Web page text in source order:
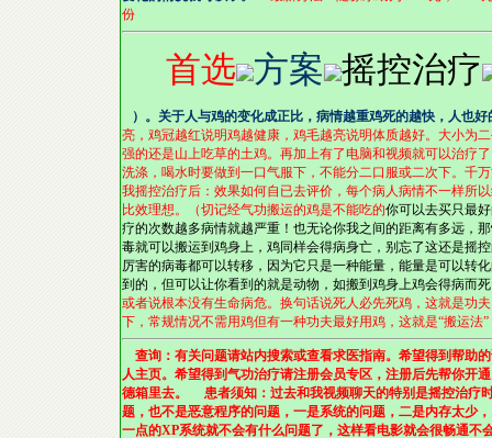
份
首选 方案 摇控治疗
）。关于人与鸡的变化成正比，病情越重鸡死的越快，人也好
亮，鸡冠越红说明鸡越健康，鸡毛越亮说明体质越好。大小为
强的还是山上吃草的土鸡。再加上有了电脑和视频就可以治疗
洗涤，喝水时要做到一口气服下，不能分二口服或二次下。千
我摇控治疗后：效果如何自已去评价，每个病人病情不一样所
比效理想。（切记经气功搬运的鸡是不能吃的你可以去买只最
疗的次数越多病情就越严重！也无论你我之间的距离有多远，
毒就可以搬运到鸡身上，鸡同样会得病身亡，别忘了这还是摇
厉害的病毒都可以转移，因为它只是一种能量，能量是可以转
到的，但可以让你看到的就是动物，如搬到鸡身上鸡会得病而
或者说根本没有生命病危。换句话说死人必先死鸡，这就是功
下，常规情况不需用鸡但有一种功夫最好用鸡，这就是“搬运
查询：有关问题请站内搜索或查看求医指南。希望得到帮助
人主页。希望得到气功治疗请注册会员专区，注册后先帮你开
德箱里去。 患者须知：过去和我视频聊天的特别是摇控治疗
题，也不是恶意程序的问题，一是系统的问题，二是内存太少
一点的XP系统就不会有什么问题了，这样看电影就会很畅通